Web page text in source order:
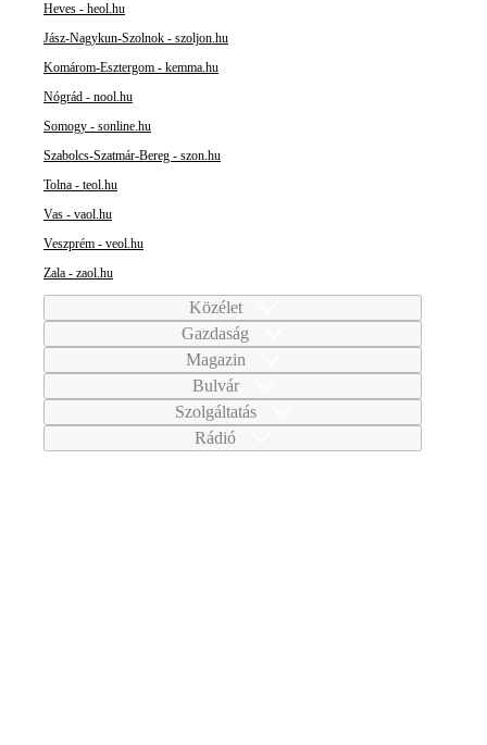
Heves - heol.hu
Jász-Nagykun-Szolnok - szoljon.hu
Komárom-Esztergom - kemma.hu
Nógrád - nool.hu
Somogy - sonline.hu
Szabolcs-Szatmár-Bereg - szon.hu
Tolna - teol.hu
Vas - vaol.hu
Veszprém - veol.hu
Zala - zaol.hu
Közélet
Gazdaság
Magazin
Bulvár
Szolgáltatás
Rádió